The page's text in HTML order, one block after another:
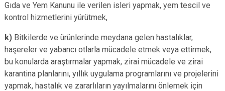
Gıda ve Yem Kanunu ile verilen isleri yapmak, yem tescil ve
kontrol hizmetlerini yürütmek,
k) Bitkilerde ve ürünlerinde meydana gelen hastalıklar,
haşereler ve yabancı otlarla mücadele etmek veya ettirmek,
bu konularda araştırmalar yapmak, zirai mücadele ve zirai
karantina planlarını, yıllık uygulama programlarını ve projelerini
yapmak, hastalık ve zararlıların yayılmalarını önlemek için